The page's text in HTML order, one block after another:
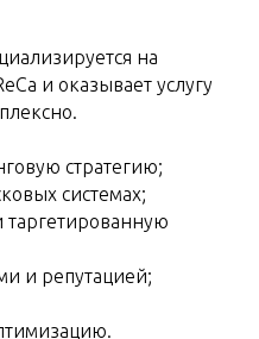
на
и оказывает услугу
стратегию;
системах;
таргетированную
и репутацией;